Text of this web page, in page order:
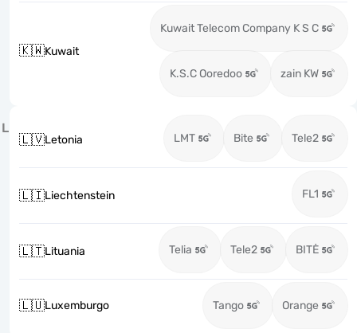
🇰🇼Kuwait
Kuwait Telecom Company K S C
K.S.C Ooredoo zain KW
L
🇱🇻Letonia LMT Bite Tele2
🇱🇮Liechtenstein FL1
🇱🇹Lituania Telia Tele2 BITĖ
🇱🇺Luxemburgo Tango Orange